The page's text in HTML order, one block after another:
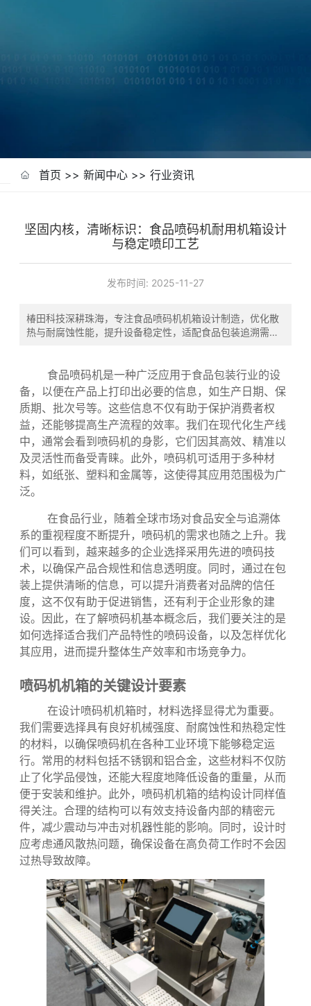
首页>> 新闻中心>> 行业资讯
坚固内核，清晰标识：食品喷码机耐用机箱设计
发布时间:2025-11-27
椿田科技深耕珠海，专注食品喷码机机箱设计制造，优化散
热与耐腐蚀性能，提升设备稳定性，适配食品包装追溯需
求。
食品喷码机是一种广泛应用于食品包装行业的设
备，以便在产品上打印出必要的信息，如生产日期、保
质期、批次号等。这些信息不仅有助于保护消费者权
益，还能够提高生产流程的效率。我们在现代化生产线
中，通常会看到喷码机的身影，它们因其高效、精准以
及灵活性而备受青睐。此外，喷码机可适用于多种材
料，如纸张、塑料和金属等，这使得其应用范围极为广
泛。
在食品行业，随着全球市场对食品安全与追溯体
系的重视程度不断提升，喷码机的需求也随之上升。我
们可以看到，越来越多的企业选择采用先进的喷码技
术，以确保产品合规性和信息透明度。同时，通过在包
装上提供清晰的信息，可以提升消费者对品牌的信任
度，这不仅有助于促进销售，还有利于企业形象的建
如何选择适合我们产品特性的喷码设备，以及怎样优化
其应用，进而提升整体生产效率和市场竞争力。
喷码机机箱的关键设计要素
在设计喷码机机箱时，材料选择显得尤为重要。
我们需要选择具有良好机械强度、耐腐蚀性和热稳定性
的材料，以确保喷码机在各种工业环境下能够稳定运
行。常用的材料包括不锈钢和铝合金，这些材料不仅防
止了化学品侵蚀，还能大程度地降低设备的重量，从而
便于安装和维护。此外，喷码机机箱的结构设计同样值
得关注。合理的结构可以有效支持设备内部的精密元
件，减少震动与冲击对机器性能的影响。同时，设计时
应考虑通风散热问题，确保设备在高负荷工作时不会因
过热导致故障。